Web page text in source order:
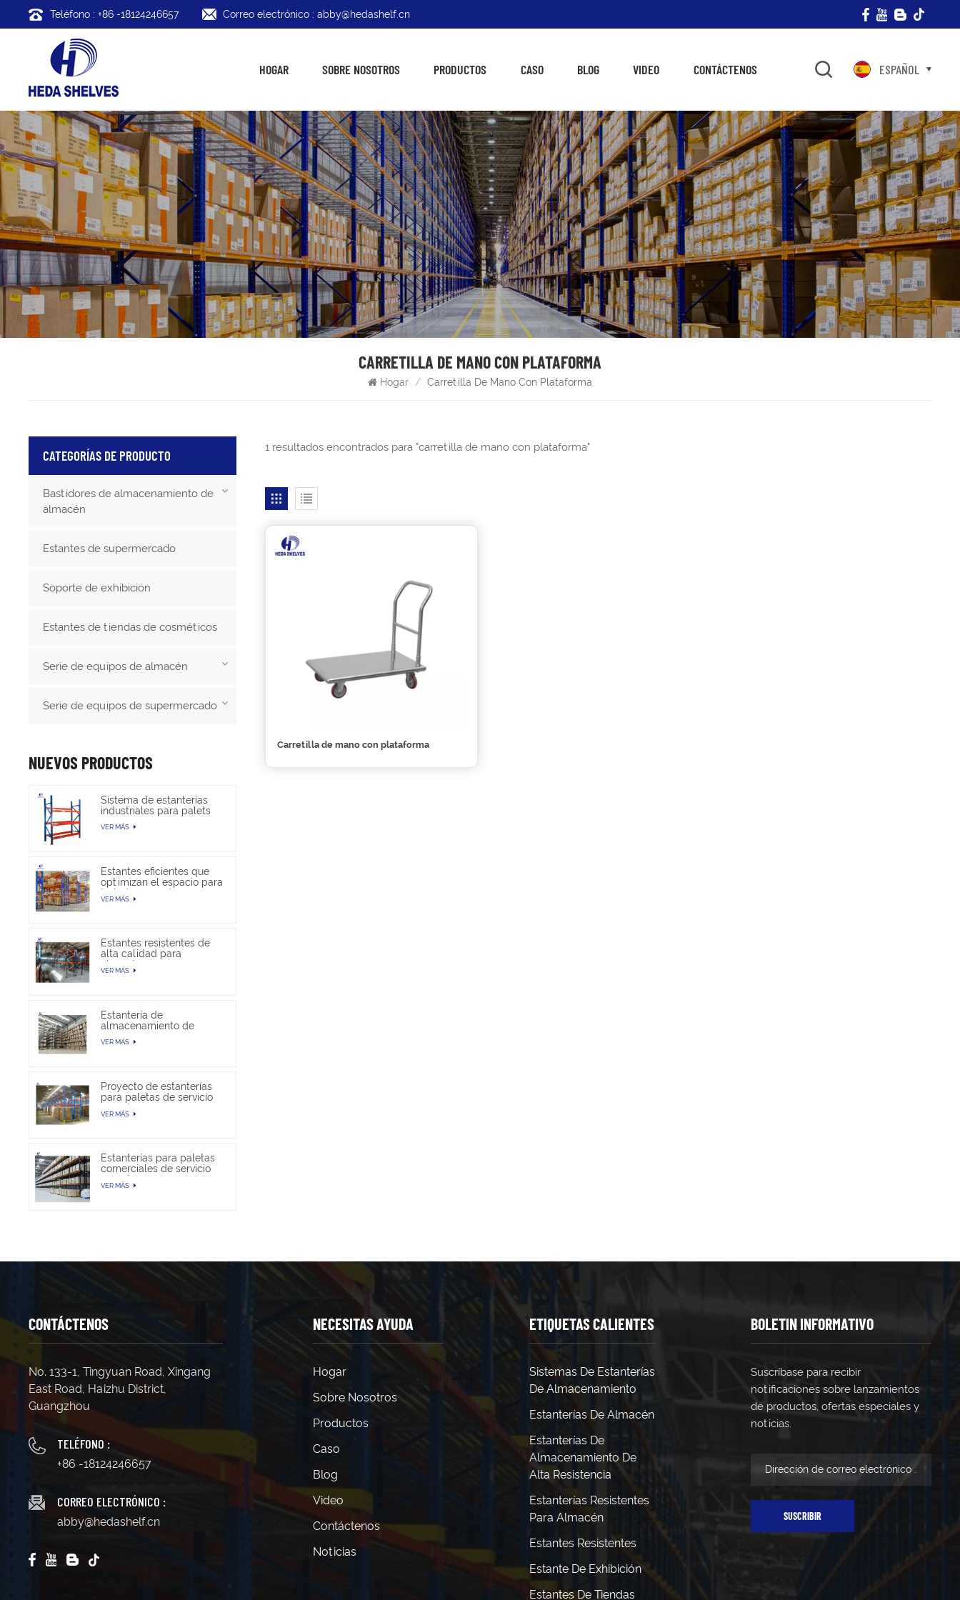
Teléfono : +86 -18124246657 Correo electrónico : abby@hedashelf.cn
HOGAR SOBRE NOSOTROS PRODUCTOS CASO BLOG VIDEO CONTÁCTENOS ESPAÑOL
CARRETILLA DE MANO CON PLATAFORMA
Hogar / Carretilla De Mano Con Plataforma
1 resultados encontrados para "carretilla de mano con plataforma"
Carretilla de mano con plataforma
CATEGORÍAS DE PRODUCTO
Bastidores de almacenamiento de
almacén
Estantes de supermercado
Soporte de exhibición
Estantes de tiendas de cosméticos
Serie de equipos de almacén
Serie de equipos de supermercado
NUEVOS PRODUCTOS
Sistema de estanterías
industriales para palets
de alta resistencia para
almacenamiento en
VER MÁS
Estantes eficientes que
optimizan el espacio para
trabajos pesados en
almacenes
VER MÁS
Estantes resistentes de
alta calidad para
almacén
VER MÁS
Estantería de
almacenamiento de
paletas selectivas en
venta
VER MÁS
Proyecto de estanterías
para paletas de servicio
pesado
VER MÁS
Estanterías para paletas
comerciales de servicio
pesado
VER MÁS
CONTÁCTENOS
No. 133-1, Tingyuan Road, Xingang
East Road, Haizhu District,
Guangzhou
TELÉFONO :
+86 -18124246657
CORREO ELECTRÓNICO :
abby@hedashelf.cn
NECESITAS AYUDA
Hogar
Sobre Nosotros
Productos
Caso
Blog
Video
Contáctenos
Noticias
ETIQUETAS CALIENTES
Sistemas De Estanterías
De Almacenamiento
Estanterías De Almacén
Estanterías De
Almacenamiento De
Alta Resistencia
Estanterías Resistentes
Para Almacén
Estantes Resistentes
Estante De Exhibición
Estantes De Tiendas
BOLETIN INFORMATIVO
Suscríbase para recibir
notificaciones sobre lanzamientos
de productos, ofertas especiales y
noticias.
SUSCRIBIR